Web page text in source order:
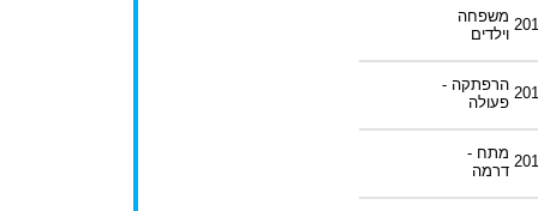
משפחה
וילדים
הרפתקה -
פעולה
מתח -
דרמה